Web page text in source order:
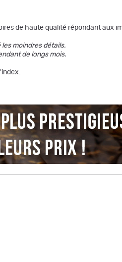
de haute qualité répondant aux
moindres détails.
de longs mois.